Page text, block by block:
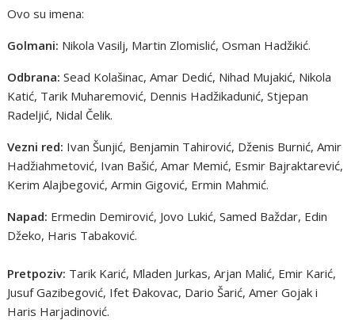
Ovo su imena:
Golmani: Nikola Vasilj, Martin Zlomislić, Osman Hadžikić.
Odbrana: Sead Kolašinac, Amar Dedić, Nihad Mujakić, Nikola
Katić, Tarik Muharemović, Dennis Hadžikadunić, Stjepan
Radeljić, Nidal Čelik.
Vezni red: Ivan Šunjić, Benjamin Tahirović, Dženis Burnić, Amir
Hadžiahmetović, Ivan Bašić, Amar Memić, Esmir Bajraktarević,
Kerim Alajbegović, Armin Gigović, Ermin Mahmić.
Napad: Ermedin Demirović, Jovo Lukić, Samed Baždar, Edin
Džeko, Haris Tabaković.
Pretpoziv: Tarik Karić, Mladen Jurkas, Arjan Malić, Emir Karić,
Jusuf Gazibegović, Ifet Đakovac, Dario Šarić, Amer Gojak i
Haris Harjadinović.